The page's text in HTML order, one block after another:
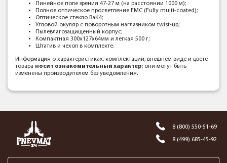
Линейное поле зрения 47-27 м (на расстоянии 1000 м);
Полное оптическое просветление FMC (Fully multi-coated);
Оптическое стекло BaK4;
Угловой окуляр с поворотным наглазником twist-up;
Пылевлагозащищенный корпус;
Компактная 300х127х64мм и легкая 500 г;
Штатив и чехол в комплекте.
Информация о характеристиках, комплектации, внешнем виде и цвете
товара носит ознакомительный характер; они могут быть
изменены производителем без уведомления.
8 (800) 550-51-69
8 (499) 685-45-92